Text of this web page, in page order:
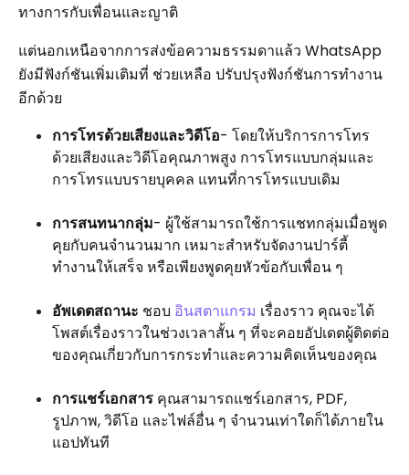
ทางการกับเพื่อนและญาติ
แต่นอกเหนือจากการส่งข้อความธรรมดาแล้ว WhatsApp
ยังมีฟังก์ชันเพิ่มเติมที่ ช่วยเหลือ ปรับปรุงฟังก์ชันการทำงาน
อีกด้วย
การโทรด้วยเสียงและวิดีโอ- โดยให้บริการการโทร
ด้วยเสียงและวิดีโอคุณภาพสูง การโทรแบบกลุ่มและ
การโทรแบบรายบุคคล แทนที่การโทรแบบเดิม
การสนทนากลุ่ม- ผู้ใช้สามารถใช้การแชทกลุ่มเมื่อพูด
คุยกับคนจำนวนมาก เหมาะสำหรับจัดงานปาร์ตี้
ทำงานให้เสร็จ หรือเพียงพูดคุยหัวข้อกับเพื่อน ๆ
อัพเดตสถานะ ชอบ อินสตาแกรม เรื่องราว คุณจะได้
โพสต์เรื่องราวในช่วงเวลาสั้น ๆ ที่จะคอยอัปเดตผู้ติดต่อ
ของคุณเกี่ยวกับการกระทำและความคิดเห็นของคุณ
การแชร์เอกสาร คุณสามารถแชร์เอกสาร, PDF,
รูปภาพ, วิดีโอ และไฟล์อื่น ๆ จำนวนเท่าใดก็ได้ภายใน
แอปทันที